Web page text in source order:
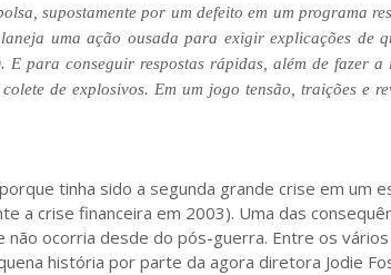
supostamente por um defeito em um programa
uma ação ousada para exigir explicações de
para conseguir respostas rápidas, além de fazer a
de explosivos. Em um jogo tensão, traições e
tinha sido a segunda grande crise em um
a crise financeira em 2003). Uma das
não ocorria desde do pós-guerra. Entre os
história por parte da agora diretora Jodie